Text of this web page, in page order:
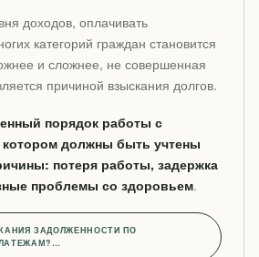
доходов, оплачивать
категорий граждан становится
и сложнее, не совершенная
причиной взыскания долгов.
порядок работы с
должны быть учтены
потеря работы, задержка
проблемы со здоровьем.
ЗАДОЛЖЕННОСТИ ПО